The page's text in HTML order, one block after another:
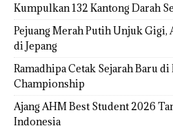
Kumpulkan 132 Kantong Darah
Pejuang Merah Putih Unjuk Gigi,
di Jepang
Ramadhipa Cetak Sejarah Baru
Championship
Ajang AHM Best Student 2026
Indonesia